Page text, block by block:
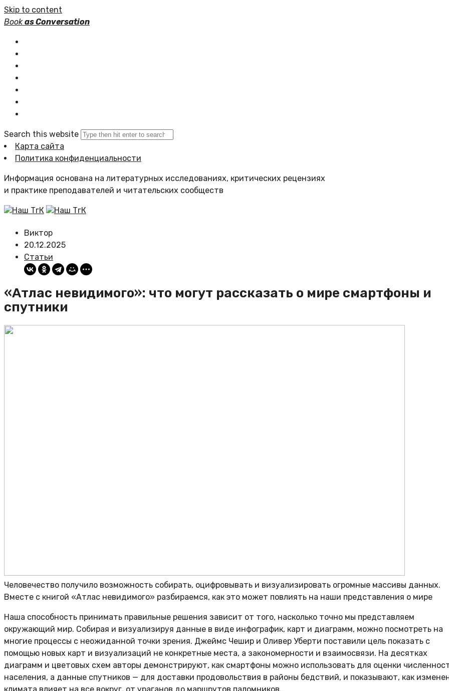
Skip to content
Bookas Conversation
Search this website
Карта сайта
Политика конфиденциальности
Информация основана на литературных исследованиях, критических рецензиях
и практике преподавателей и читательских сообществ
Наш ТгК Наш ТгК
Виктор
20.12.2025
Статьи
«Атлас невидимого»: что могут рассказать о мире смартфоны и
спутники
Человечество получило возможность собирать, оцифровывать и визуализировать огромные массивы данных.
Вместе с книгой «Атлас невидимого» разбираемся, как это может повлиять на наши представления о мире
Наша способность принимать правильные решения зависит от того, насколько точно мы представляем
окружающий мир. Собирая и визуализируя данные в виде инфографик, карт и диаграмм, можно посмотреть на
многие процессы с неожиданной точки зрения. Джеймс Чешир и Оливер Уберти поставили цель показать с
помощью новых карт и визуализаций не конкретные места, а закономерности и взаимосвязи. На десятках
диаграмм и цветовых схем авторы демонстрируют, как смартфоны можно использовать для оценки
населения, а данные спутников — для доставки продовольствия в районы бедствий, и показывают, как